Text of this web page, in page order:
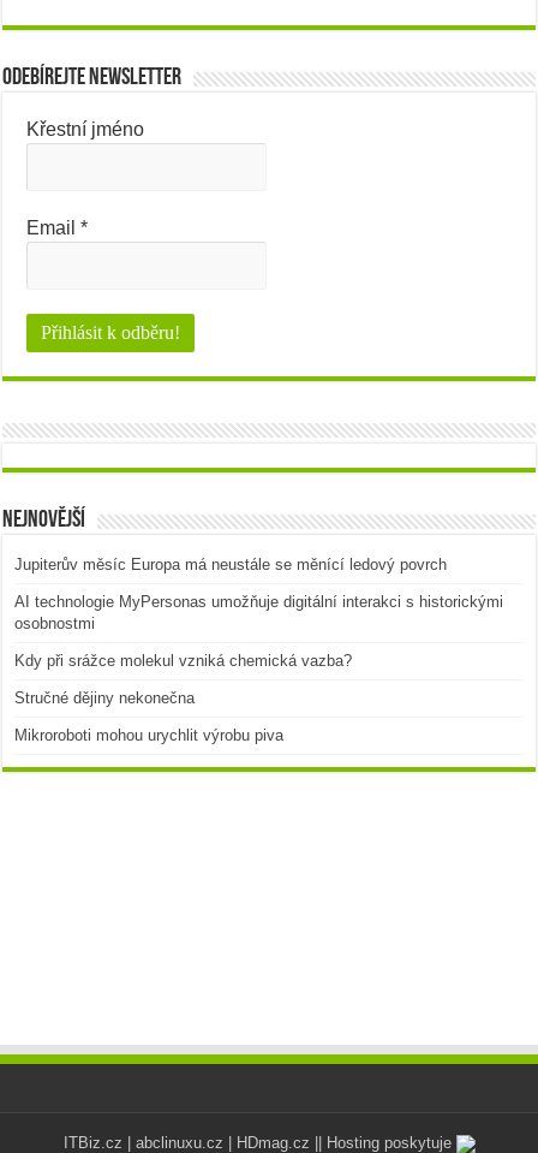
Odebírejte newsletter
Křestní jméno
Email*
Nejnovější
Jupiterův měsíc Europa má neustále se měnící ledový povrch
AI technologie MyPersonas umožňuje digitální interakci s historickými
osobnostmi
Kdy při srážce molekul vzniká chemická vazba?
Stručné dějiny nekonečna
Mikroroboti mohou urychlit výrobu piva
ITBiz.cz abclinuxu.cz HDmag.cz || Hosting poskytuje